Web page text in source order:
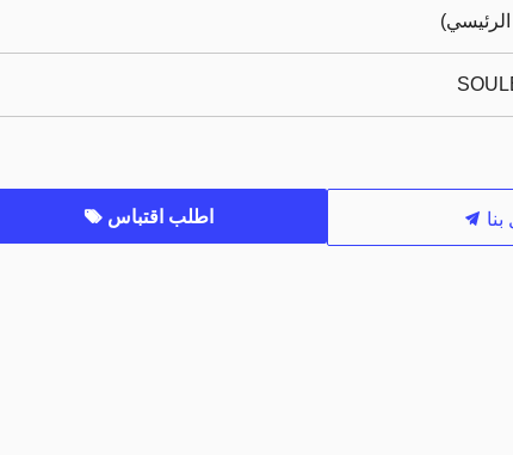
الرئيسي)
اطلب اقتباس